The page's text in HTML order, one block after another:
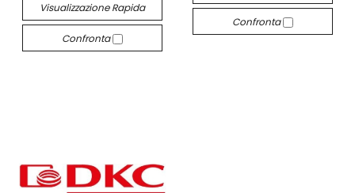
Visualizzazione Rapida
Confronta
Confronta